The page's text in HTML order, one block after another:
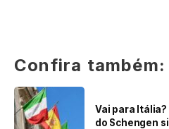
Confira também:
Vai para
do Schengen